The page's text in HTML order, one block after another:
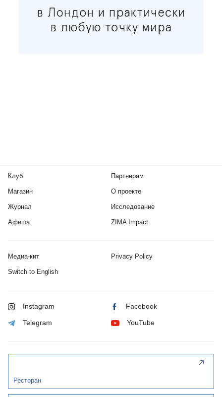
Клуб
Магазин
Журнал
Афиша
Партнерам
О проекте
Исследование
ZIMA Impact
Медиа-кит Privacy Policy
Switch to English
Instagram Facebook
Telegram YouTube
Ресторан